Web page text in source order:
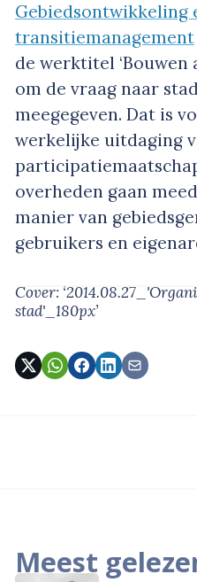
Gebiedsontwikkeling
transitiemanagement
de werktitel ‘Bouwen
om de vraag naar
meegegeven. Dat is
werkelijke uitdaging
overheden gaan
manier van
gebruikers en
Cover:
stad'_180px’
Meest